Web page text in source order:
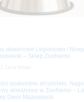
akwariowe Legionowo i
– Sklep ZooNemo
podwodne arcydzieło:
akwariowe w ZooNemo –
Dwór Mazowiecki